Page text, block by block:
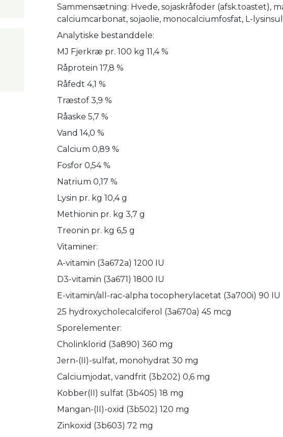
Sammensætning: Hvede, sojaskråfoder (afsk.toastet),
calciumcarbonat, sojaolie, monocalciumfosfat, L-
Analytiske bestanddele:
MJ Fjerkræ pr. 100 kg 11,4 %
Råprotein 17,8 %
Råfedt 4,1 %
Træstof 3,9 %
Råaske 5,7 %
Vand 14,0 %
Calcium 0,89 %
Fosfor 0,54 %
Natrium 0,17 %
Lysin pr. kg 10,4 g
Methionin pr. kg 3,7 g
Treonin pr. kg 6,5 g
Vitaminer:
A-vitamin (3a672a) 1200 IU
D3-vitamin (3a671) 1800 IU
E-vitamin/all-rac-alpha tocopherylacetat (3a700i) 90 IU
25 hydroxycholecalciferol (3a670a) 45 mcg
Sporelementer:
Cholinklorid (3a890) 360 mg
Jern-(II)-sulfat, monohydrat 30 mg
Calciumjodat, vandfrit (3b202) 0,6 mg
Kobber(II) sulfat (3b405) 18 mg
Mangan-(II)-oxid (3b502) 120 mg
Zinkoxid (3b603) 72 mg